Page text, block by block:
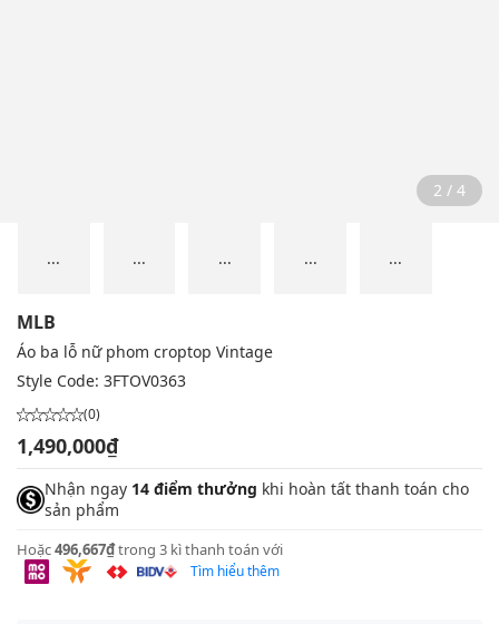
2 / 4
... ... ... ... ...
MLB
Áo ba lỗ nữ phom croptop Vintage
Style Code: 3FTOV0363
(0)
1,490,000₫
Nhận ngay 14 điểm thưởng khi hoàn tất thanh toán cho
sản phẩm
Hoặc496,667₫trong 3 kì thanh toán với
Tìm hiểu thêm